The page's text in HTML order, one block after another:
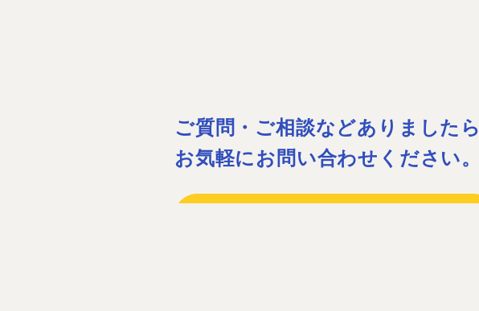
ご質問・ご相談などありましたら
お気軽にお問い合わせください。